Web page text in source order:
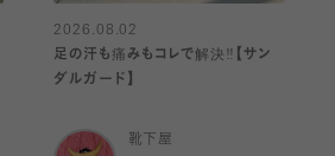
2026.08.02
足の汗も痛みもコレで解決‼️【サン
ダルガード】
靴下屋